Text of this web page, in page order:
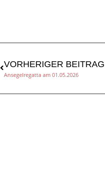
VORHERIGER BEITRAG
Ansegelregatta am 01.05.2026